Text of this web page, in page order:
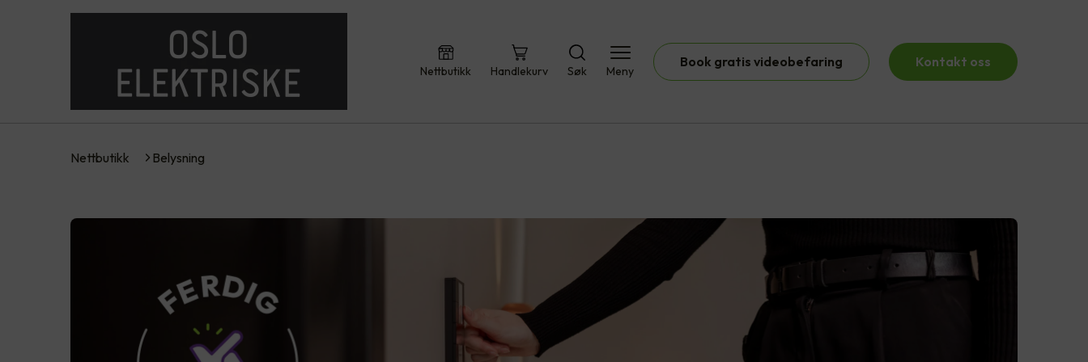
Nettbutikk Handlekurv Søk Meny
Book gratis videobefaring Kontakt oss
Nettbutikk Belysning